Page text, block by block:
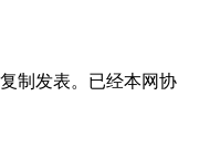
制发表。已经本网协